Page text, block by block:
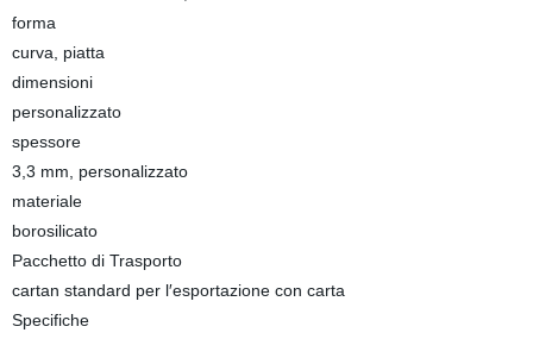
forma
curva, piatta
dimensioni
personalizzato
spessore
3,3 mm, personalizzato
materiale
borosilicato
Pacchetto di Trasporto
cartan standard per l′esportazione con carta
Specifiche